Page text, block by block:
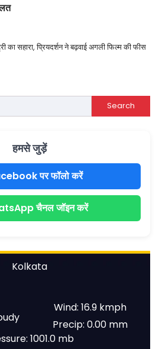
का सहारा, प्रियदर्शन ने बढ़वाई अगली फिल्म की फीस
Search
हमसे जुड़ें
पर फॉलो करें
चैनल जॉइन करें
Kolkata
Wind: 16.9 kmph
Precip: 0.00 mm
1001.0 mb